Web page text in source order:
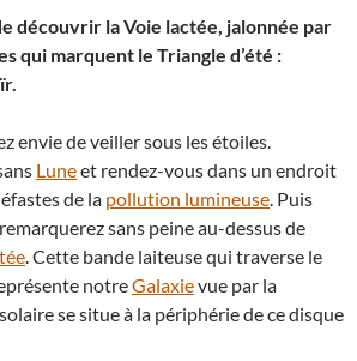
découvrir la Voie lactée, jalonnée par
qui marquent le Triangle d’été :
envie de veiller sous les étoiles.
Luneet rendez-vous dans un endroit
de la pollution lumineuse. Puis
sans peine au-dessus de
. Cette bande laiteuse qui traverse le
notreGalaxievue par la
se situe à la périphérie de ce disque